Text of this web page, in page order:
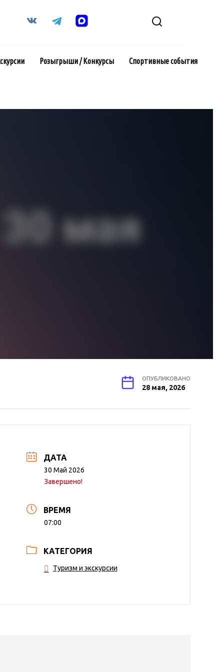
Розыгрыши / Конкурсы Спортивные события
ОПУБЛИКОВАНО
28 мая, 2026
ДАТА
30 Май 2026
Завершено!
ВРЕМЯ
07:00
КАТЕГОРИЯ
Туризм и экскурсии